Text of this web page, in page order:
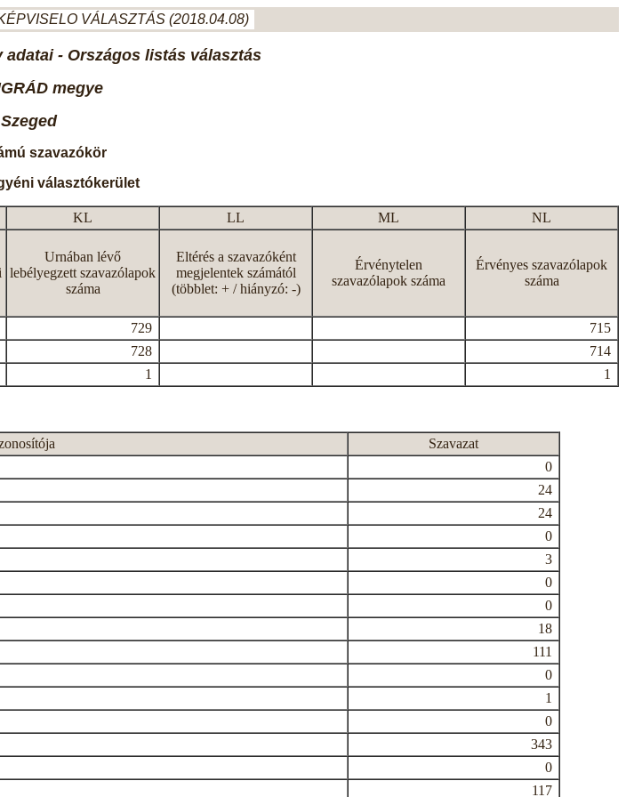
VÁLASZTÁS (2018.04.08)
- Országos listás választás
megye
Szeged
szavazókör
választókerület
KL LL ML
NL
Urnában lévő
lebélyegzett szavazólapok
száma
Eltérés a szavazóként
megjelentek számától
(többlet: + / hiányzó: -)
Érvénytelen
szavazólapok száma
Érvényes szavazólapok
száma
729
715
728
714
1 1
Szavazat
0
24
24
0
3
0
0
18
111
0
1
0
343
0
117